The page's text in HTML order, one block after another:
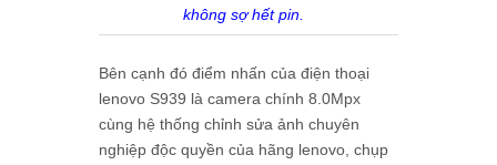
không sợ hết pin.
Bên cạnh đó điểm nhấn của điện thoại
lenovo S939 là camera chính 8.0Mpx
cùng hệ thống chỉnh sửa ảnh chuyên
nghiệp độc quyền của hãng lenovo, chụp